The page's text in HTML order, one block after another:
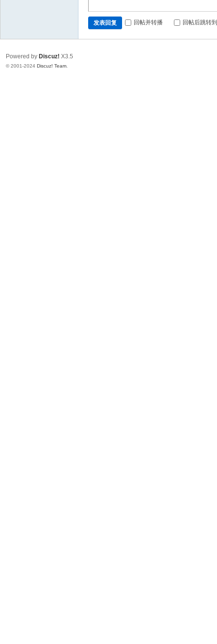
发表回复 回帖并转播 回帖后跳转
Powered by Discuz! X3.5
© 2001-2024 Discuz! Team